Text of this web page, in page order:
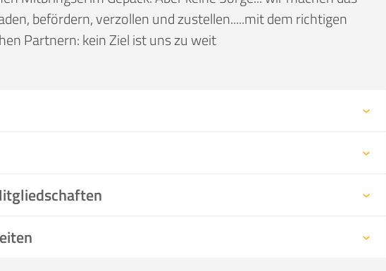
befördern, verzollen und zustellen.....mit dem richtigen
Partnern: kein Ziel ist uns zu weit